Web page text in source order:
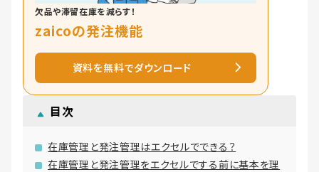
欠品や滞留在庫を減らす！
zaicoの発注機能
資料を無料でダウンロード
目次
在庫管理と発注管理はエクセルでできる？
在庫管理と発注管理をエクセルでする前に基本を理